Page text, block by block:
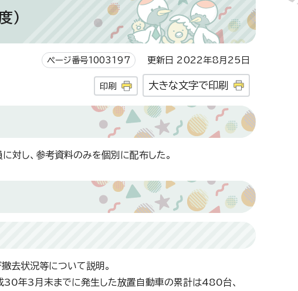
）
ページ番号1003197 更新日 2022年8月25日
印刷 大きな文字で印刷
対し、参考資料のみを個別に配布した。
状況等について説明。
年3月末までに発生した放置自動車の累計は480台、